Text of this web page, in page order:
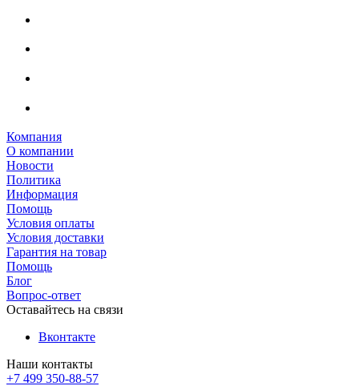
Компания
О компании
Новости
Политика
Информация
Помощь
Условия оплаты
Условия доставки
Гарантия на товар
Помощь
Блог
Вопрос-ответ
Оставайтесь на связи
Вконтакте
Наши контакты
+7 499 350-88-57